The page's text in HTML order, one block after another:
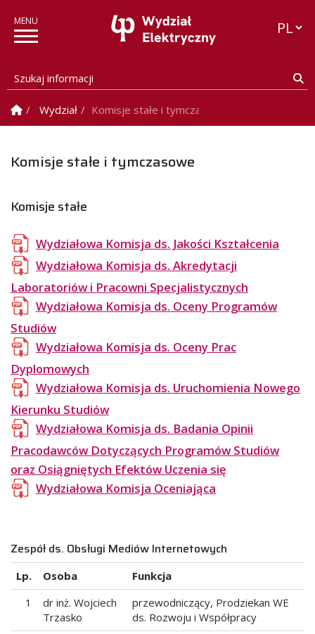
Szukaj informacji
Strona Główna
Wydział Komisje stałe i tymczasowe
Komisje stałe i tymczasowe
Komisje stałe
Wydziałowa Komisja ds. Jakości Kształcenia
Wydziałowa Komisja ds. Akredytacji
Laboratoriów i Pracowni Specjalistycznych
Wydziałowa Komisja ds. Oceny Programów
Studiów
Wydziałowa Komisja ds. Oceny Prac
Dyplomowych
Wydziałowa Komisja ds. Uruchomienia Nowego
Kierunku Studiów
Wydziałowa Komisja ds. Badania Opinii
Pracodawców Dotyczących Programów Studiów
oraz Osiągniętych Efektów Uczenia się
Wydziałowa Komisja Oceniająca
Zespół ds. Obsługi Mediów Internetowych
Lp. Osoba
Funkcja
1
dr inż. Wojciech
Trzasko
przewodniczący, Prodziekan WE
ds. Rozwoju i Współpracy